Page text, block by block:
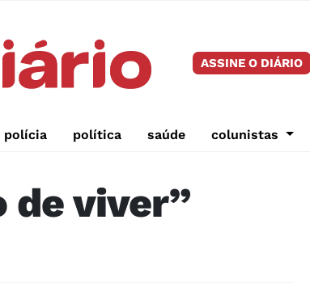
ASSINE O DIÁRIO
polícia política saúde colunistas
de viver”